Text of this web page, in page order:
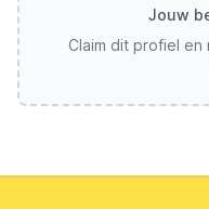
Jouw
Claim dit profiel